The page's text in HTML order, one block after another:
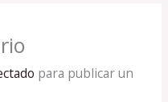
para publicar un